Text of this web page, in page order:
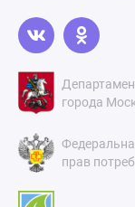
города
прав